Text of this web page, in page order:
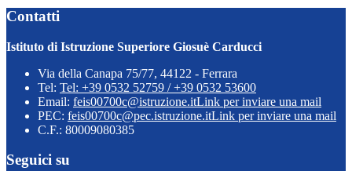
Contatti
Istituto di Istruzione Superiore Giosuè Carducci
Via della Canapa 75/77, 44122 - Ferrara
Tel: Tel: +39 0532 52759 / +39 0532 53600
Email: feis00700c@istruzione.itLink per inviare una mail
PEC: feis00700c@pec.istruzione.itLink per inviare una mail
C.F.: 80009080385
Seguici su